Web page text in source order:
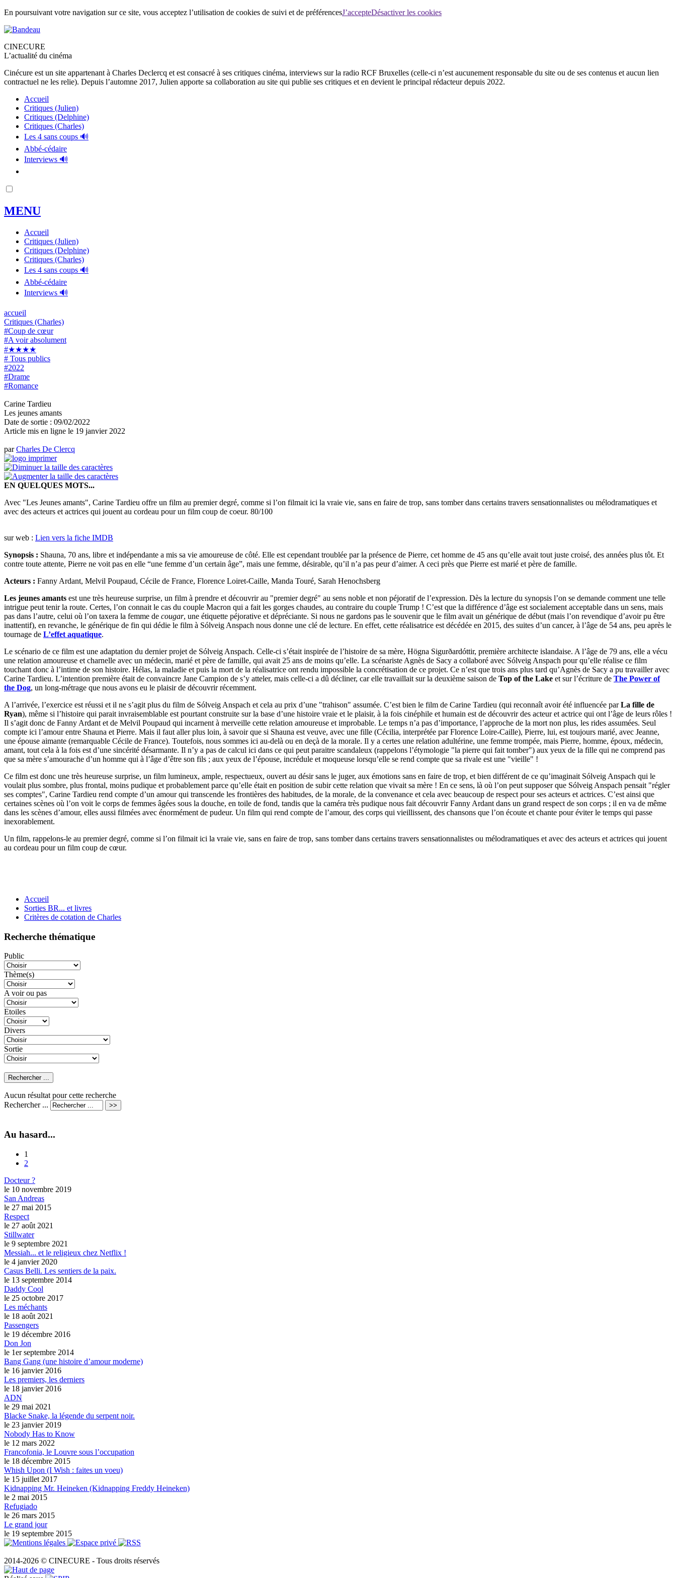
En poursuivant votre navigation sur ce site, vous acceptez l’utilisation de cookies de suivi et de préférencesJ’accepteDésactiver les cookies
CINECURE
L’actualité du cinéma
Cinécure est un site appartenant à Charles Declercq et est consacré à ses critiques cinéma, interviews sur la radio RCF Bruxelles (celle-ci n’est aucunement responsable du site ou de ses contenus et aucun lien
contractuel ne les relie). Depuis l’automne 2017, Julien apporte sa collaboration au site qui publie ses critiques et en devient le principal rédacteur depuis 2022.
Accueil
Critiques (Julien)
Critiques (Delphine)
Critiques (Charles)
Les 4 sans coups 🔊
Abbé-cédaire
Interviews 🔊
MENU
Accueil
Critiques (Julien)
Critiques (Delphine)
Critiques (Charles)
Les 4 sans coups 🔊
Abbé-cédaire
Interviews 🔊
accueil
Critiques (Charles)
#Coup de cœur
#A voir absolument
#★★★★
# Tous publics
#2022
#Drame
#Romance
Carine Tardieu
Les jeunes amants
Date de sortie : 09/02/2022
Article mis en ligne le 19 janvier 2022
parCharles De Clercq
EN QUELQUES MOTS...
Avec "Les Jeunes amants", Carine Tardieu offre un film au premier degré, comme si l’on filmait ici la vraie vie, sans en faire de trop, sans tomber dans certains travers sensationnalistes ou mélodramatiques et
avec des acteurs et actrices qui jouent au cordeau pour un film coup de coeur. 80/100
sur web : Lien vers la fiche IMDB
Synopsis : Shauna, 70 ans, libre et indépendante a mis sa vie amoureuse de côté. Elle est cependant troublée par la présence de Pierre, cet homme de 45 ans qu’elle avait tout juste croisé, des années plus tôt. Et
contre toute attente, Pierre ne voit pas en elle “une femme d’un certain âge”, mais une femme, désirable, qu’il n’a pas peur d’aimer. A ceci près que Pierre est marié et père de famille.
Acteurs : Fanny Ardant, Melvil Poupaud, Cécile de France, Florence Loiret-Caille, Manda Touré, Sarah Henochsberg
Les jeunes amants est une très heureuse surprise, un film à prendre et découvrir au "premier degré" au sens noble et non péjoratif de l’expression. Dès la lecture du synopsis l’on se demande comment une telle
intrigue peut tenir la route. Certes, l’on connait le cas du couple Macron qui a fait les gorges chaudes, au contraire du couple Trump ! C’est que la différence d’âge est socialement acceptable dans un sens, mais
pas dans l’autre, celui où l’on taxera la femme de cougar, une étiquette péjorative et dépréciante. Si nous ne gardons pas le souvenir que le film avait un générique de début (mais l’on revendique d’avoir pu être
inattentif), en revanche, le générique de fin qui dédie le film à Sólveig Anspach nous donne une clé de lecture. En effet, cette réalisatrice est décédée en 2015, des suites d’un cancer, à l’âge de 54 ans, peu après le
tournage de L’effet aquatique.
Le scénario de ce film est une adaptation du dernier projet de Sólveig Anspach. Celle-ci s’était inspirée de l’histoire de sa mère, Högna Sigurðardóttir, première architecte islandaise. A l’âge de 79 ans, elle a vécu
une relation amoureuse et charnelle avec un médecin, marié et père de famille, qui avait 25 ans de moins qu’elle. La scénariste Agnès de Sacy a collaboré avec Sólveig Anspach pour qu’elle réalise ce film
touchant donc à l’intime de son histoire. Hélas, la maladie et puis la mort de la réalisatrice ont rendu impossible la concrétisation de ce projet. Ce n’est que trois ans plus tard qu’Agnès de Sacy a pu travailler avec
Carine Tardieu. L’intention première était de convaincre Jane Campion de s’y atteler, mais celle-ci a dû décliner, car elle travaillait sur la deuxième saison de Top of the Lake et sur l’écriture de The Power of
the Dog, un long-métrage que nous avons eu le plaisir de découvrir récemment.
A l’arrivée, l’exercice est réussi et il ne s’agit plus du film de Sólveig Anspach et cela au prix d’une "trahison" assumée. C’est bien le film de Carine Tardieu (qui reconnaît avoir été influencée parLa fille de
Ryan), même si l’histoire qui parait invraisemblable est pourtant construite sur la base d’une histoire vraie et le plaisir, à la fois cinéphile et humain est de découvrir des acteur et actrice qui ont l’âge de leurs rôles !
Il s’agit donc de Fanny Ardant et de Melvil Poupaud qui incarnent à merveille cette relation amoureuse et improbable. Le temps n’a pas d’importance, l’approche de la mort non plus, les rides assumées. Seul
compte ici l’amour entre Shauna et Pierre. Mais il faut aller plus loin, à savoir que si Shauna est veuve, avec une fille (Cécilia, interprétée par Florence Loire-Caille), Pierre, lui, est toujours marié, avec Jeanne,
une épouse aimante (remarquable Cécile de France). Toutefois, nous sommes ici au-delà ou en deçà de la morale. Il y a certes une relation adultérine, une femme trompée, mais Pierre, homme, époux, médecin,
amant, tout cela à la fois est d’une sincérité désarmante. Il n’y a pas de calcul ici dans ce qui peut paraitre scandaleux (rappelons l’étymologie "la pierre qui fait tomber") aux yeux de la fille qui ne comprend pas
que sa mère s’amourache d’un homme qui à l’âge d’être son fils ; aux yeux de l’épouse, incrédule et moqueuse lorsqu’elle se rend compte que sa rivale est une "vieille" !
Ce film est donc une très heureuse surprise, un film lumineux, ample, respectueux, ouvert au désir sans le juger, aux émotions sans en faire de trop, et bien différent de ce qu’imaginait Sólveig Anspach qui le
voulait plus sombre, plus frontal, moins pudique et probablement parce qu’elle était en position de subir cette relation que vivait sa mère ! En ce sens, là où l’on peut supposer que Sólveig Anspach pensait "régler
ses comptes", Carine Tardieu rend compte d’un amour qui transcende les frontières des habitudes, de la morale, de la convenance et cela avec beaucoup de respect pour ses acteurs et actrices. C’est ainsi que
certaines scènes où l’on voit le corps de femmes âgées sous la douche, en toile de fond, tandis que la caméra très pudique nous fait découvrir Fanny Ardant dans un grand respect de son corps ; il en va de même
dans les scènes d’amour, elles aussi filmées avec énormément de pudeur. Un film qui rend compte de l’amour, des corps qui vieillissent, des chansons que l’on écoute et chante pour éviter le temps qui passe
inexorablement.
Un film, rappelons-le au premier degré, comme si l’on filmait ici la vraie vie, sans en faire de trop, sans tomber dans certains travers sensationnalistes ou mélodramatiques et avec des acteurs et actrices qui jouent
au cordeau pour un film coup de cœur.
Accueil
Sorties BR... et livres
Critères de cotation de Charles
Recherche thématique
Public
Thème(s)
A voir ou pas
Etoiles
Divers
Sortie
Aucun résultat pour cette recherche
Rechercher ...
Au hasard...
1
2
Docteur ?
le 10 novembre 2019
San Andreas
le 27 mai 2015
Respect
le 27 août 2021
Stillwater
le 9 septembre 2021
Messiah... et le religieux chez Netflix !
le 4 janvier 2020
Casus Belli. Les sentiers de la paix.
le 13 septembre 2014
Daddy Cool
le 25 octobre 2017
Les méchants
le 18 août 2021
Passengers
le 19 décembre 2016
Don Jon
le 1er septembre 2014
Bang Gang (une histoire d’amour moderne)
le 16 janvier 2016
Les premiers, les derniers
le 18 janvier 2016
ADN
le 29 mai 2021
Blacke Snake, la légende du serpent noir.
le 23 janvier 2019
Nobody Has to Know
le 12 mars 2022
Francofonia, le Louvre sous l’occupation
le 18 décembre 2015
Whish Upon (I Wish : faites un voeu)
le 15 juillet 2017
Kidnapping Mr. Heineken (Kidnapping Freddy Heineken)
le 2 mai 2015
Refugiado
le 26 mars 2015
Le grand jour
le 19 septembre 2015
2014-2026 © CINECURE - Tous droits réservés